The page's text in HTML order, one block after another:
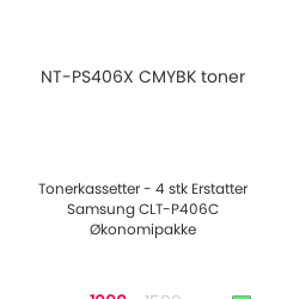
NT-PS406X CMYBK toner
Tonerkassetter - 4 stk Erstatter
Samsung CLT-P406C
Økonomipakke